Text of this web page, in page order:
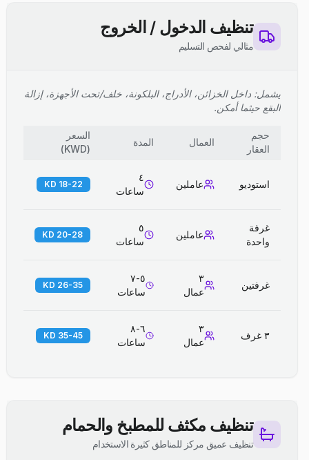
تنظيف الدخول / الخروج
مثالي لفحص التسليم
يشمل: داخل الخزائن، الأدراج، البلكونة، خلف/تحت الأجهزة، إزالة
البقع حيثما أمكن.
حجم
العقار
العمال المدة
السعر
(
KWD
)
استوديو عاملين
٤
ساعات
18-22 KD
غرفة
واحدة
عاملين
٥
ساعات
20-28 KD
غرفتين
٣
عمال
٥-٧
ساعات
26-35 KD
٣ غرف
٣
عمال
٦-٨
ساعات
35-45 KD
تنظيف مكثف للمطبخ والحمام
تنظيف عميق مركز للمناطق كثيرة الاستخدام